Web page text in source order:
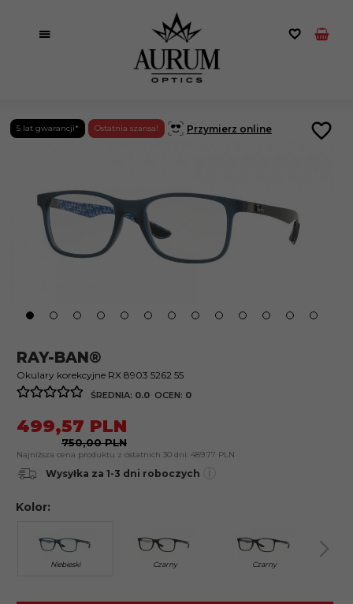
5 lat gwarancji* Ostatnia szansa! Przymierz online
RAY-BAN®
Okulary korekcyjne RX 8903 5262 55
ŚREDNIA: 0.0 OCEN: 0
Kolor:
Niebieski Czarny Czarny
499,57 PLN
750,00 PLN
Najniższa cena produktu z ostatnich 30 dni: 489.77 PLN
Wysyłka za 1-3 dni roboczych